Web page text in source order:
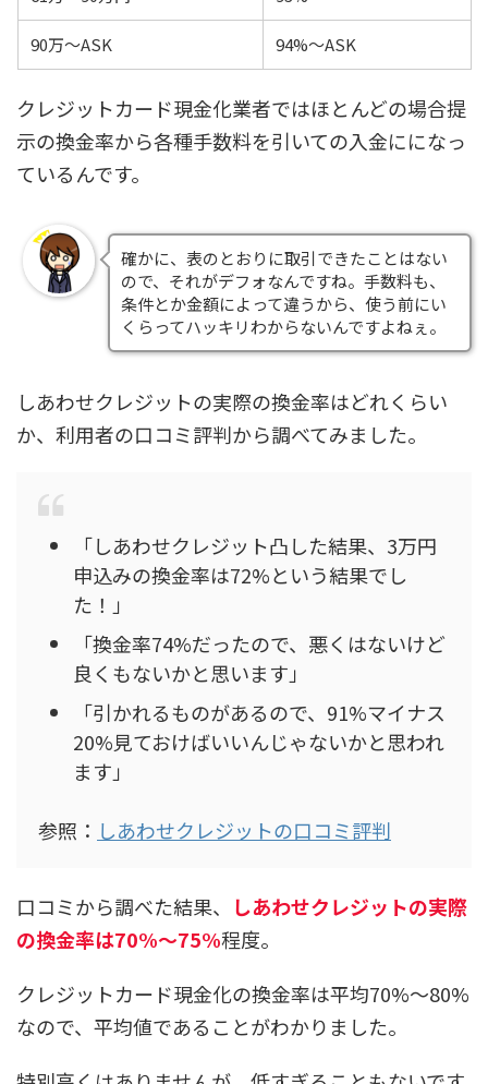
90万～ASK 94%～ASK
クレジットカード現金化業者ではほとんどの場合提
示の換金率から各種手数料を引いての入金にになっ
ているんです。
確かに、表のとおりに取引できたことはない
ので、それがデフォなんですね。手数料も、
条件とか金額によって違うから、使う前にい
くらってハッキリわからないんですよねぇ。
しあわせクレジットの実際の換金率はどれくらい
か、利用者の口コミ評判から調べてみました。
「しあわせクレジット凸した結果、3万円
申込みの換金率は72%という結果でし
た！」
「換金率74%だったので、悪くはないけど
良くもないかと思います」
「引かれるものがあるので、91%マイナス
20%見ておけばいいんじゃないかと思われ
ます」
参照： しあわせクレジットの口コミ評判
口コミから調べた結果、
しあわせクレジットの実際
の換金率は70%～75%程度。
クレジットカード現金化の換金率は平均70%～80%
なので、 平均値である ことがわかりました。